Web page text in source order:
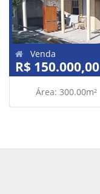
Venda
R$ 150.000,00
Área: 300.00m²